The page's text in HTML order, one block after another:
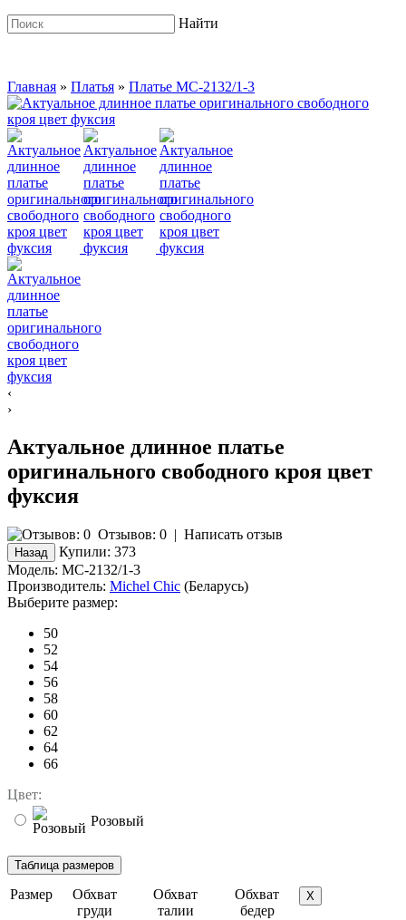
Найти
Главная » Платья » Платье MC-2132/1-3
‹
›
Актуальное длинное платье
оригинального свободного кроя цвет
фуксия
Отзывов: 0 | Написать отзыв
Купили: 373
Модель: MC-2132/1-3
Производитель: Michel Chic (Беларусь)
Выберите размер:
50
52
54
56
58
60
62
64
66
Цвет:
Розовый
Размер
Обхват
груди
Обхват
талии
Обхват
бедер
X